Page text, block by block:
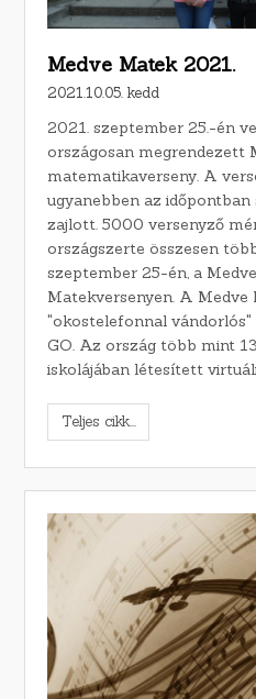
Medve Matek 2021.
2021.10.05. kedd
2021. szeptember 25.-én
országosan megrendezett
matematikaverseny. A
ugyanebben az
zajlott. 5000 versenyző
országszerte összesen
szeptember 25-én, a
Matekversenyen. A Medve
"okostelefonnal
GO. Az ország több mint
iskolájában létesített
Teljes cikk...